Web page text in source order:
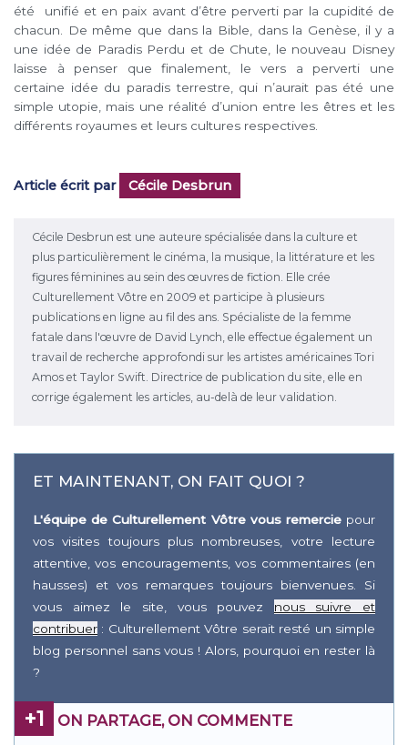
été unifié et en paix avant d’être perverti par la cupidité de
chacun. De même que dans la Bible, dans la Genèse, il y a
une idée de Paradis Perdu et de Chute, le nouveau Disney
laisse à penser que finalement, le vers a perverti une
certaine idée du paradis terrestre, qui n’aurait pas été une
simple utopie, mais une réalité d’union entre les êtres et les
différents royaumes et leurs cultures respectives.
Article écrit par Cécile Desbrun
Cécile Desbrun est une auteure spécialisée dans la culture et
plus particulièrement le cinéma, la musique, la littérature et les
figures féminines au sein des œuvres de fiction. Elle crée
Culturellement Vôtre en 2009 et participe à plusieurs
publications en ligne au fil des ans. Spécialiste de la femme
fatale dans l'œuvre de David Lynch, elle effectue également un
travail de recherche approfondi sur les artistes américaines Tori
Amos et Taylor Swift. Directrice de publication du site, elle en
corrige également les articles, au-delà de leur validation.
ET MAINTENANT, ON FAIT QUOI ?
L'équipe de Culturellement Vôtre vous remerciepour
vos visites toujours plus nombreuses, votre lecture
attentive, vos encouragements, vos commentaires (en
hausses) et vos remarques toujours bienvenues. Si
vous aimez le site, vous pouvez nous suivre et
contribuer : Culturellement Vôtre serait resté un simple
blog personnel sans vous ! Alors, pourquoi en rester là
?
+1 ON PARTAGE, ON COMMENTE